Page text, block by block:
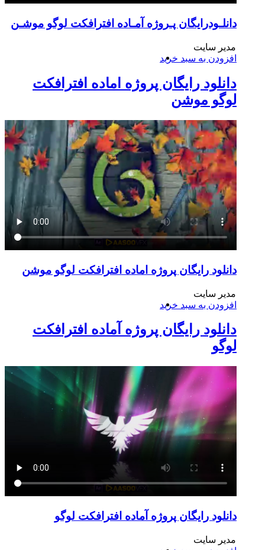
دانلـودرایگان پـروژه آمـاده افترافکت لوگو موشـن
مدیر سایت
افزودن به سبد خرید
دانلود رایگان پروژه اماده افترافکت
لوگو موشن
دانلود رایگان پروژه اماده افترافکت لوگو موشن
مدیر سایت
افزودن به سبد خرید
دانلود رایگان پروژه آماده افترافکت
لوگو
دانلود رایگان پروژه آماده افترافکت لوگو
مدیر سایت